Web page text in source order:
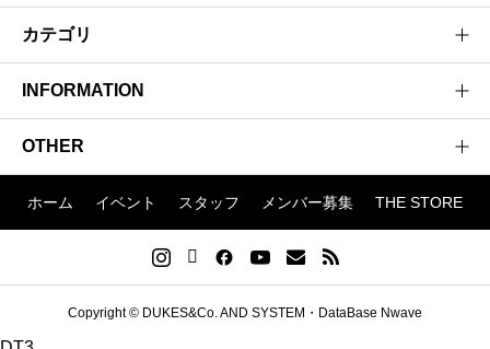
カテゴリ
BLOG
OVERSEAS
INFORMATION
企業概要
OTHER
DUKES&Co.
GALLERYWAVE
ホーム イベント スタッフ メンバー募集 THE STORE
Copyright © DUKES&Co. AND SYSTEM・DataBase Nwave